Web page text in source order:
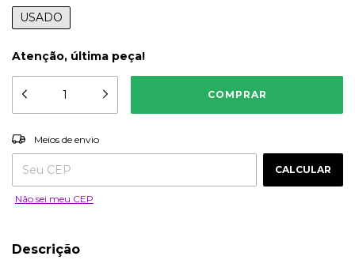
USADO
Atenção, última peça!
Entregas para o CEP:
Meios de envio
CALCULAR
Não sei meu CEP
Descrição